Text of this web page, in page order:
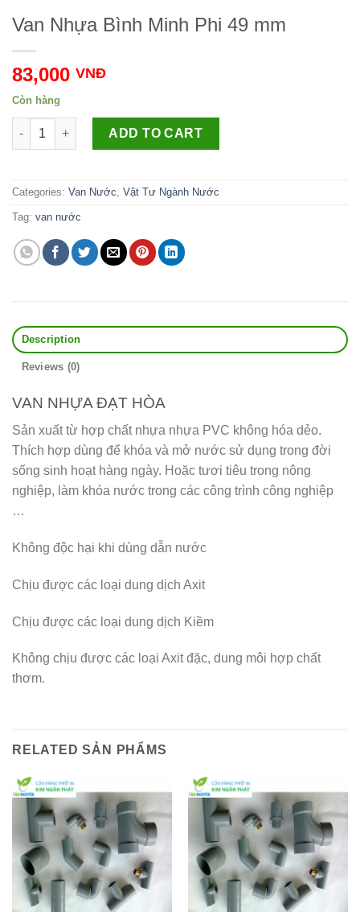
Van Nhựa Bình Minh Phi 49 mm
83,000 VNĐ
Còn hàng
Van Nhựa Bình Minh Phi 49 mm Số lượng
ADD TO CART
Categories: Van Nước Vật Tư Ngành Nước
Tag: van nước
Description
Reviews (0)
VAN NHỰA ĐẠT HÒA
Sản xuất từ hợp chất nhựa nhựa PVC không hóa dẻo.
Thích hợp dùng để khóa và mở nước sử dụng trong đời
sống sinh hoạt hàng ngày. Hoặc tươi tiêu trong nông
nghiệp, làm khóa nước trong các công trình công nghiệp
…
Không độc hại khi dùng dẫn nước
Chịu được các loại dung dịch Axit
Chịu được các loại dung dịch Kiềm
Không chịu được các loại Axit đặc, dung môi hợp chất
thơm.
RELATED SẢN PHẨMS